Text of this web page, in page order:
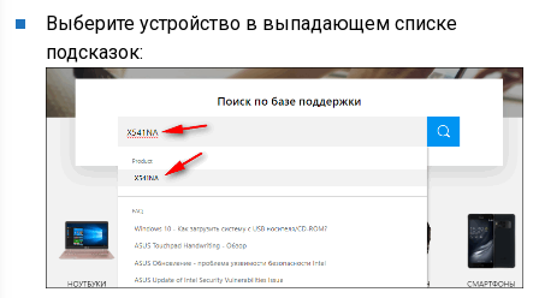
Выберите устройство в выпадающем списке
подсказок: